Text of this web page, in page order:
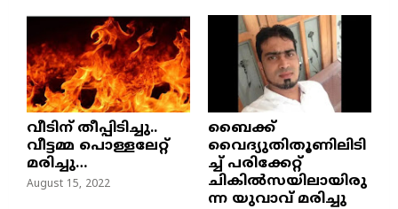
വീടിന് തീപ്പിടിച്ചു..
വീട്ടമ്മ പൊള്ളലേറ്റ്
മരിച്ചു…
August 15, 2022
ബൈക്ക്
വൈദ്യുതിതൂണിലിടി
ച്ച്‌ പരിക്കേറ്റ്
ചികില്‍സയിലായിരു
ന്ന യുവാവ് മരിച്ചു